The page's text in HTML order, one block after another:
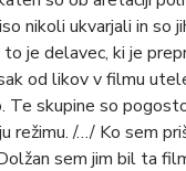
nikoli ukvarjali in so
je delavec, ki je
od likov v filmu
Te skupine so
režimu. /…/ Ko sem
sem jim bil ta